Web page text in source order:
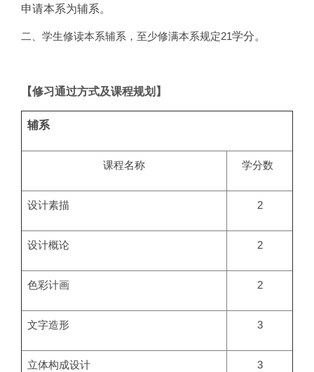
申请本系为辅系。
二、学生修读本系辅系，至少修满本系规定21学分。
【修习通过方式及课程规划】
辅系
课程名称 学分数
设计素描 2
设计概论 2
色彩计画 2
文字造形 3
立体构成设计 3